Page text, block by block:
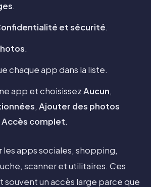
.
et sécurité.
.
chaque app dans la liste.
app et choisissezAucun,
, Ajouter des photos
Accès complet.
apps sociales, shopping,
scanner et utilitaires. Ces
un accès large parce que